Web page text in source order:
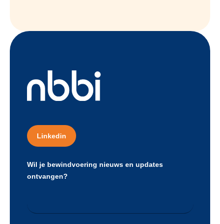
Linkedin
Wil je bewindvoering nieuws en updates
ontvangen?